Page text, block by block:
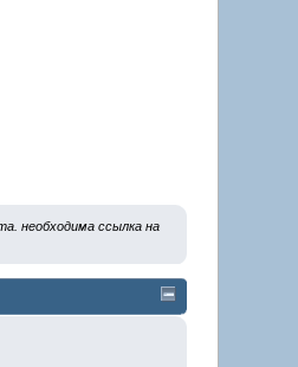
необходима ссылка на